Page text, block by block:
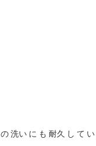
洗い に も 耐久 し て